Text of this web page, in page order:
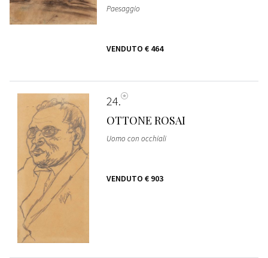
Paesaggio
VENDUTO € 464
24
OTTONE ROSAI
Uomo con occhiali
VENDUTO € 903